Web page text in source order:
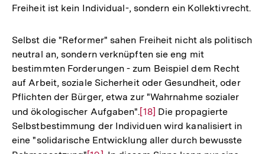
Auflösung
Fußnote
Freiheit ist kein Individual-, sondern ein Kollektivrecht.
Selbst die "Reformer" sahen Freiheit nicht als politisch
neutral an, sondern verknüpften sie eng mit
bestimmten Forderungen - zum Beispiel dem Recht
auf Arbeit, soziale Sicherheit oder Gesundheit, oder
Pflichten der Bürger, etwa zur "Wahrnahme sozialer
und ökologischer Aufgaben".Zur
Auflösung
der
[18] Die propagierte
Selbstbestimmung der Individuen wird kanalisiert in
eine "solidarische Entwicklung aller durch bewusste